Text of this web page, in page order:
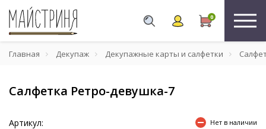
0
Главная Декупаж Декупажные карты и салфетки
Салфетка Ретро-девушка-7
Артикул: Нет в наличии